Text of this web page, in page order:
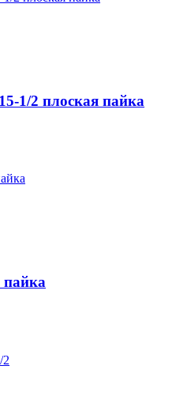
1/2 плоская пайка